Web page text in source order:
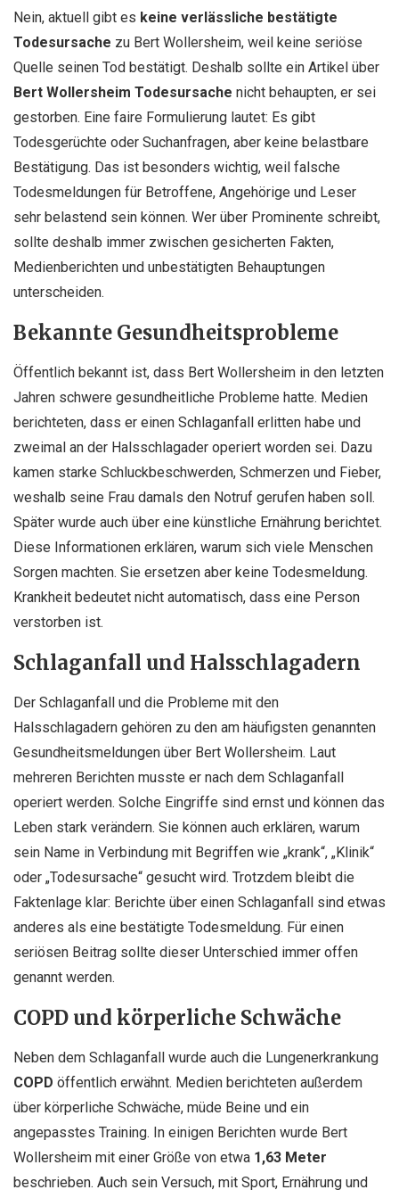
Nein, aktuell gibt es keine verlässliche bestätigte
Todesursache zu Bert Wollersheim, weil keine seriöse
Quelle seinen Tod bestätigt. Deshalb sollte ein Artikel über
Bert Wollersheim Todesursache nicht behaupten, er sei
gestorben. Eine faire Formulierung lautet: Es gibt
Todesgerüchte oder Suchanfragen, aber keine belastbare
Bestätigung. Das ist besonders wichtig, weil falsche
Todesmeldungen für Betroffene, Angehörige und Leser
sehr belastend sein können. Wer über Prominente schreibt,
sollte deshalb immer zwischen gesicherten Fakten,
Medienberichten und unbestätigten Behauptungen
unterscheiden.
Bekannte Gesundheitsprobleme
Öffentlich bekannt ist, dass Bert Wollersheim in den letzten
Jahren schwere gesundheitliche Probleme hatte. Medien
berichteten, dass er einen Schlaganfall erlitten habe und
zweimal an der Halsschlagader operiert worden sei. Dazu
kamen starke Schluckbeschwerden, Schmerzen und Fieber,
weshalb seine Frau damals den Notruf gerufen haben soll.
Später wurde auch über eine künstliche Ernährung berichtet.
Diese Informationen erklären, warum sich viele Menschen
Sorgen machten. Sie ersetzen aber keine Todesmeldung.
Krankheit bedeutet nicht automatisch, dass eine Person
verstorben ist.
Schlaganfall und Halsschlagadern
Der Schlaganfall und die Probleme mit den
Halsschlagadern gehören zu den am häufigsten genannten
Gesundheitsmeldungen über Bert Wollersheim. Laut
mehreren Berichten musste er nach dem Schlaganfall
operiert werden. Solche Eingriffe sind ernst und können das
Leben stark verändern. Sie können auch erklären, warum
sein Name in Verbindung mit Begriffen wie „krank“, „Klinik“
oder „Todesursache“ gesucht wird. Trotzdem bleibt die
Faktenlage klar: Berichte über einen Schlaganfall sind etwas
anderes als eine bestätigte Todesmeldung. Für einen
seriösen Beitrag sollte dieser Unterschied immer offen
genannt werden.
COPD und körperliche Schwäche
Neben dem Schlaganfall wurde auch die Lungenerkrankung
COPD öffentlich erwähnt. Medien berichteten außerdem
über körperliche Schwäche, müde Beine und ein
angepasstes Training. In einigen Berichten wurde Bert
Wollersheim mit einer Größe von etwa 1,63 Meter
beschrieben. Auch sein Versuch, mit Sport, Ernährung und